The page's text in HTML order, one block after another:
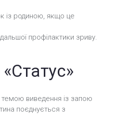
із родиною, якщо це
профілактики зриву.
виведення із запою
поєднується з